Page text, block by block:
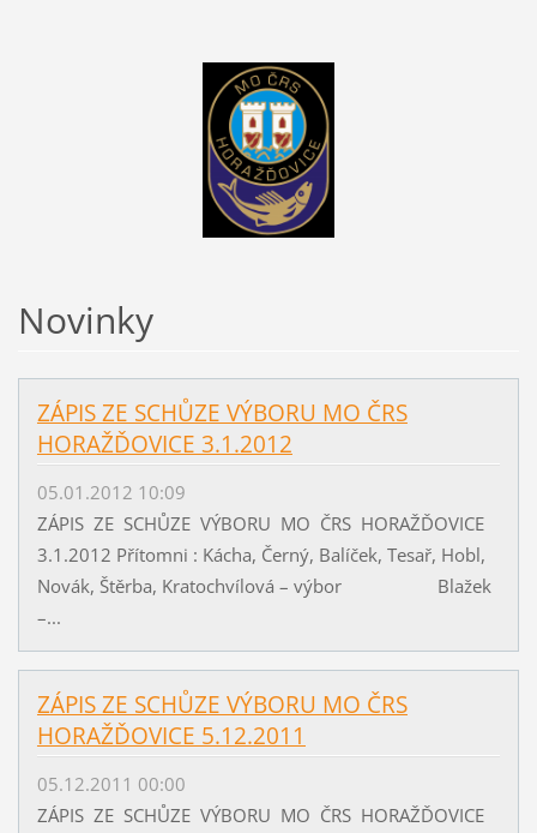
Novinky
ZÁPIS ZE SCHŮZE VÝBORU MO ČRS
HORAŽĎOVICE 3.1.2012
05.01.2012 10:09
ZÁPIS ZE SCHŮZE VÝBORU MO ČRS HORAŽĎOVICE
3.1.2012 Přítomni : Kácha, Černý, Balíček, Tesař, Hobl,
Novák, Štěrba, Kratochvílová – výbor Blažek
–...
ZÁPIS ZE SCHŮZE VÝBORU MO ČRS
HORAŽĎOVICE 5.12.2011
05.12.2011 00:00
ZÁPIS ZE SCHŮZE VÝBORU MO ČRS HORAŽĎOVICE